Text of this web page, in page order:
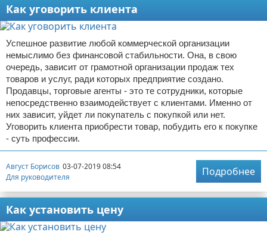
Как уговорить клиента
Успешное развитие любой коммерческой организации
немыслимо без финансовой стабильности. Она, в свою
очередь, зависит от грамотной организации продаж тех
товаров и услуг, ради которых предприятие создано.
Продавцы, торговые агенты - это те сотрудники, которые
непосредственно взаимодействует с клиентами. Именно от
них зависит, уйдет ли покупатель с покупкой или нет.
Уговорить клиента приобрести товар, побудить его к покупке
- суть профессии.
Август Борисов 03-07-2019 08:54
Для руководителя
Подробнее
Как установить цену